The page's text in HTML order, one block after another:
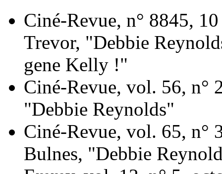
Ciné-Revue, n° 8845,
Trevor, "Debbie
gene Kelly !"
Ciné-Revue, vol. 56, n°
"Debbie Reynolds"
Ciné-Revue, vol. 65, n°
Bulnes, "Debbie